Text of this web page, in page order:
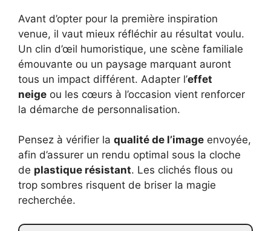
Avant d’opter pour la première inspiration
venue, il vaut mieux réfléchir au résultat voulu.
Un clin d’œil humoristique, une scène familiale
émouvante ou un paysage marquant auront
tous un impact différent. Adapter l’effet
neige ou les cœurs à l’occasion vient renforcer
la démarche de personnalisation.
Pensez à vérifier la qualité de l’image envoyée,
afin d’assurer un rendu optimal sous la cloche
de plastique résistant. Les clichés flous ou
trop sombres risquent de briser la magie
recherchée.